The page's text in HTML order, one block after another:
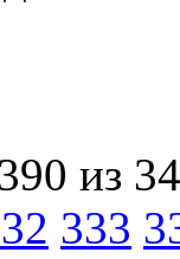
из
333